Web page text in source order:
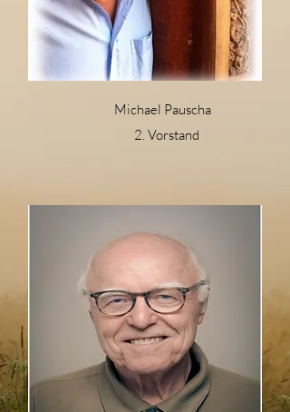
Michael Pauscha
2. Vorstand